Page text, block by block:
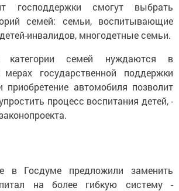
господдержки смогут выбрать
семей: семьи, воспитывающие
инвалидов, многодетные семьи.
семей нуждаются в
мерах государственной поддержки
приобретение автомобиля позволит
процесс воспитания детей, -
в Госдуме предложили заменить
на более гибкую систему -